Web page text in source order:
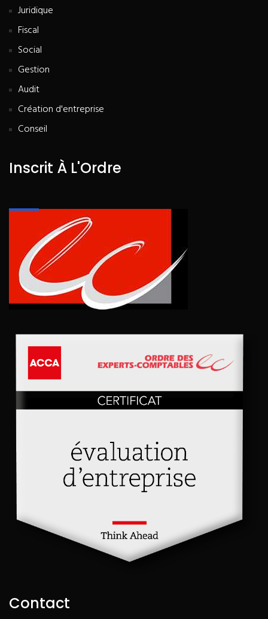
Juridique
Fiscal
Social
Gestion
Audit
Création d'entreprise
Conseil
Inscrit À L'Ordre
Contact